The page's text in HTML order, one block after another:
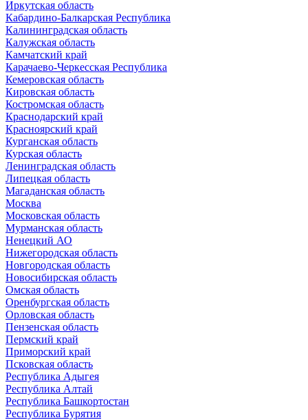
Иркутская область
Кабардино-Балкарская Республика
Калининградская область
Калужская область
Камчатский край
Карачаево-Черкесская Республика
Кемеровская область
Кировская область
Костромская область
Краснодарский край
Красноярский край
Курганская область
Курская область
Ленинградская область
Липецкая область
Магаданская область
Москва
Московская область
Мурманская область
Ненецкий АО
Нижегородская область
Новгородская область
Новосибирская область
Омская область
Оренбургская область
Орловская область
Пензенская область
Пермский край
Приморский край
Псковская область
Республика Адыгея
Республика Алтай
Республика Башкортостан
Республика Бурятия